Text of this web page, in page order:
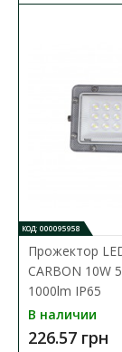
Любой, кто
КОД: 000095958
Прожектор
CARBON 10W
1000lm IP65
В наличии
226.57 грн